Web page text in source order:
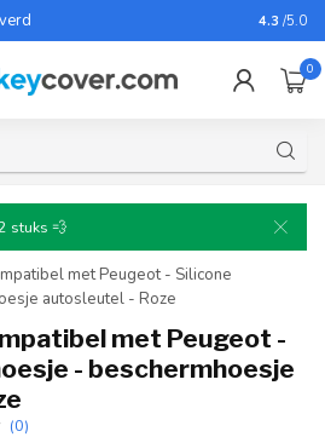
Voor
4.3 /5.0
0
stuks 💨
met Peugeot - Silicone
autosleutel - Roze
met Peugeot -
- beschermhoesje
(0)